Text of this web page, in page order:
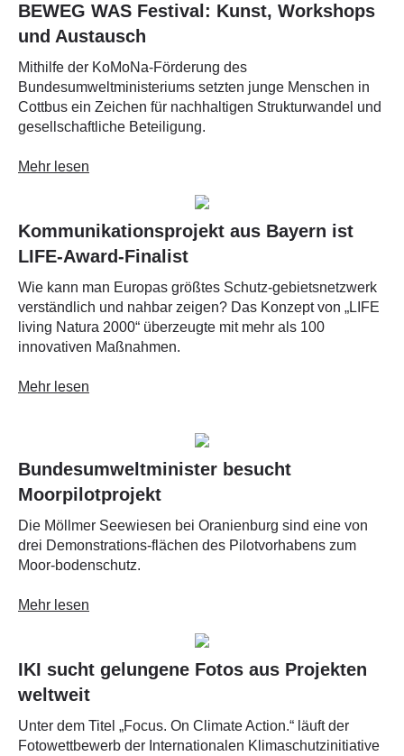
BEWEG WAS Festival: Kunst, Workshops
und Austausch
Mithilfe der KoMoNa-Förderung des
Bundesumweltministeriums setzten junge Menschen in
Cottbus ein Zeichen für nachhaltigen Strukturwandel und
gesellschaftliche Beteiligung.
Mehr lesen
Kommunikationsprojekt aus Bayern ist
LIFE-Award-Finalist
Wie kann man Europas größtes Schutz-gebietsnetzwerk
verständlich und nahbar zeigen? Das Konzept von „LIFE
living Natura 2000“ überzeugte mit mehr als 100
innovativen Maßnahmen.
Mehr lesen
Bundesumweltminister besucht
Moorpilotprojekt
Die Möllmer Seewiesen bei Oranienburg sind eine von
drei Demonstrations-flächen des Pilotvorhabens zum
Moor-bodenschutz.
Mehr lesen
IKI sucht gelungene Fotos aus Projekten
weltweit
Unter dem Titel „Focus. On Climate Action.“ läuft der
Fotowettbewerb der Internationalen Klimaschutzinitiative